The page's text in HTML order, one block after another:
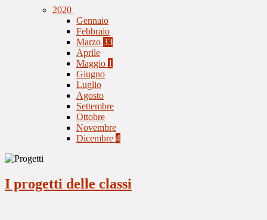
2020
Gennaio
Febbraio
Marzo 33
Aprile
Maggio 1
Giugno
Luglio
Agosto
Settembre
Ottobre
Novembre
Dicembre 4
I progetti delle classi